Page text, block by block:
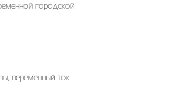
городской
переменный ток